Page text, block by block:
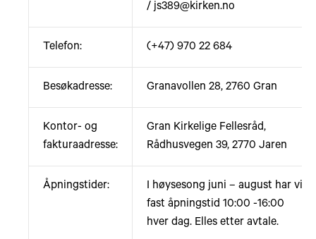
/ js389@kirken.no
Telefon: (+47) 970 22 684
Besøkadresse: Granavollen 28, 2760 Gran
Kontor- og
fakturaadresse:
Gran Kirkelige Fellesråd,
Rådhusvegen 39, 2770 Jaren
Åpningstider:
I høysesong juni – august har vi
fast åpningstid 10:00 -16:00
hver dag. Elles etter avtale.